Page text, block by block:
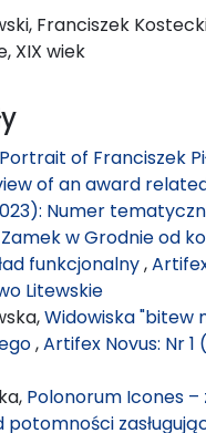
Franciszek
XIX wiek
Portrait of Franciszek
of an award
Numer
w Grodnie od
funkcjonalny,
Litewskie
Widowiska "bitew
,Artifex Novus: Nr
Polonorum Icones –
potomności